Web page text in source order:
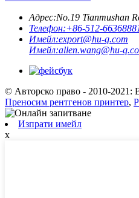
Адрес:No.19 Tianmushan
Телефон:+86-512-
Имейл:export@hu-q.com
Имейл:allen.wang@hu-
© Авторско право - 2010-2021:
Преносим рентгенов принтер,
Изпрати имейл
x